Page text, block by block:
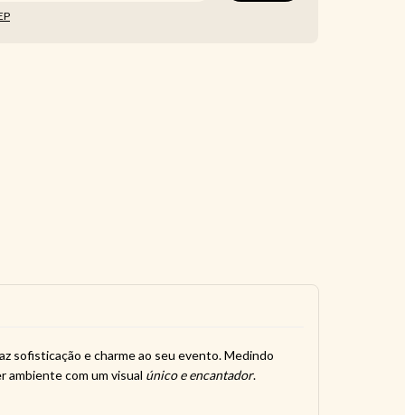
sofisticação e charme ao seu evento. Medindo
ambiente com um visual único e encantador.